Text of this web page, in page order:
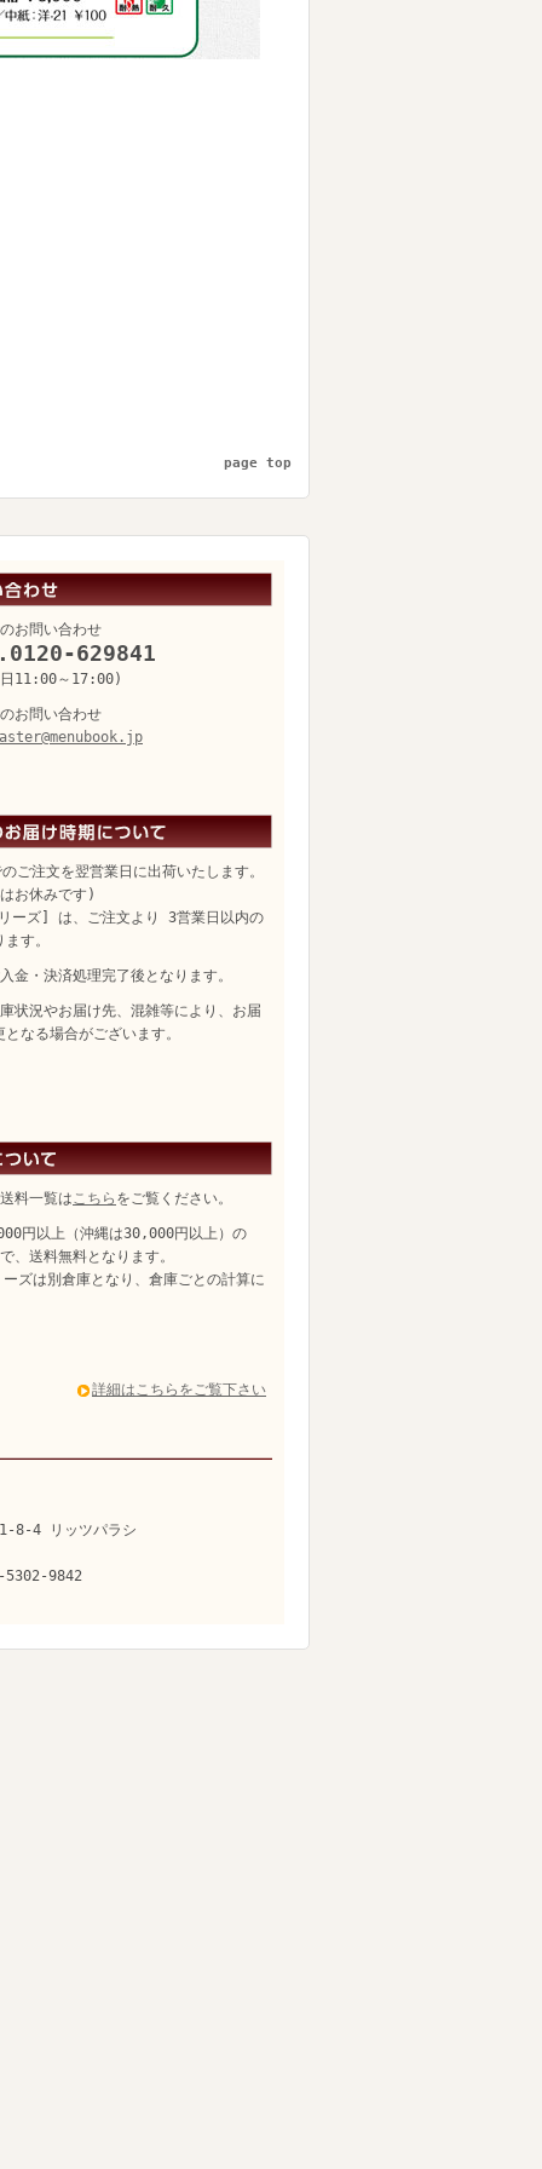
page top
お問い合わせ
629841
11:00～17:00)
お問い合わせ
ご注文を翌営業日に出荷いたします。
お休みです)
ーズ] は、ご注文より 3営業日以内の
す。
金・決済処理完了後となります。
状況やお届け先、混雑等により、お届
なる場合がございます。
料一覧はこちら をご覧ください。
円以上（沖縄は30,000円以上）の
送料無料となります。
ズは別倉庫となり、倉庫ごとの計算に
詳細はこちらをご覧下さい
8-4 リッツパラシ
9842